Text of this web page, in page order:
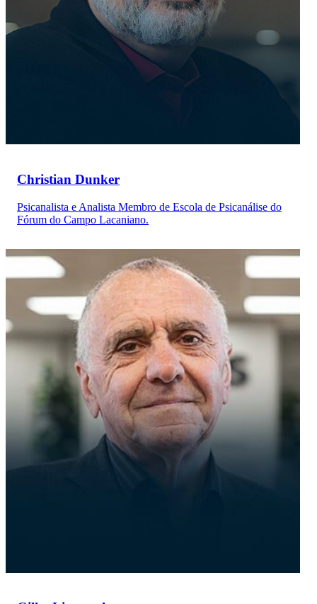
Christian Dunker
Psicanalista e Analista Membro de Escola de Psicanálise do
Fórum do Campo Lacaniano.